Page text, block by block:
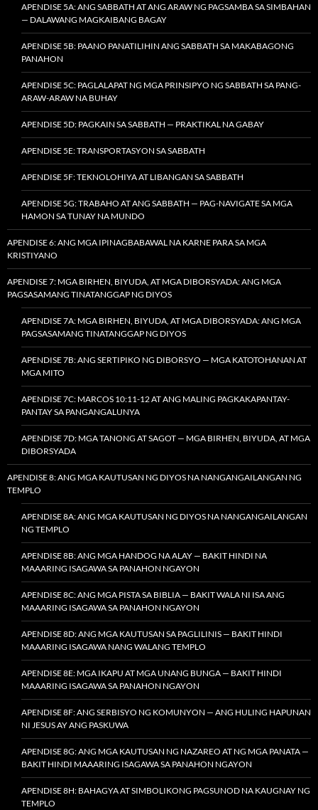
APENDISE 5A: ANG SABBATH AT ANG ARAW NG PAGSAMBA SA SIMBAHAN
— DALAWANG MAGKAIBANG BAGAY
APENDISE 5B: PAANO PANATILIHIN ANG SABBATH SA MAKABAGONG
PANAHON
APENDISE 5C: PAGLALAPAT NG MGA PRINSIPYO NG SABBATH SA PANG-
ARAW-ARAW NA BUHAY
APENDISE 5D: PAGKAIN SA SABBATH — PRAKTIKAL NA GABAY
APENDISE 5E: TRANSPORTASYON SA SABBATH
APENDISE 5F: TEKNOLOHIYA AT LIBANGAN SA SABBATH
APENDISE 5G: TRABAHO AT ANG SABBATH — PAG-NAVIGATE SA MGA
HAMON SA TUNAY NA MUNDO
APENDISE 6: ANG MGA IPINAGBABAWAL NA KARNE PARA SA MGA
KRISTIYANO
APENDISE 7: MGA BIRHEN, BIYUDA, AT MGA DIBORSYADA: ANG MGA
PAGSASAMANG TINATANGGAP NG DIYOS
APENDISE 7A: MGA BIRHEN, BIYUDA, AT MGA DIBORSYADA: ANG MGA
PAGSASAMANG TINATANGGAP NG DIYOS
APENDISE 7B: ANG SERTIPIKO NG DIBORSYO — MGA KATOTOHANAN AT
MGA MITO
APENDISE 7C: MARCOS 10:11-12 AT ANG MALING PAGKAKAPANTAY-
PANTAY SA PANGANGALUNYA
APENDISE 7D: MGA TANONG AT SAGOT — MGA BIRHEN, BIYUDA, AT MGA
DIBORSYADA
APENDISE 8: ANG MGA KAUTUSAN NG DIYOS NA NANGANGAILANGAN NG
TEMPLO
APENDISE 8A: ANG MGA KAUTUSAN NG DIYOS NA NANGANGAILANGAN
NG TEMPLO
APENDISE 8B: ANG MGA HANDOG NA ALAY — BAKIT HINDI NA
MAAARING ISAGAWA SA PANAHON NGAYON
APENDISE 8C: ANG MGA PISTA SA BIBLIA — BAKIT WALA NI ISA ANG
MAAARING ISAGAWA SA PANAHON NGAYON
APENDISE 8D: ANG MGA KAUTUSAN SA PAGLILINIS — BAKIT HINDI
MAAARING ISAGAWA NANG WALANG TEMPLO
APENDISE 8E: MGA IKAPU AT MGA UNANG BUNGA — BAKIT HINDI
MAAARING ISAGAWA SA PANAHON NGAYON
APENDISE 8F: ANG SERBISYO NG KOMUNYON — ANG HULING HAPUNAN
NI JESUS AY ANG PASKUWA
APENDISE 8G: ANG MGA KAUTUSAN NG NAZAREO AT NG MGA PANATA —
BAKIT HINDI MAAARING ISAGAWA SA PANAHON NGAYON
APENDISE 8H: BAHAGYA AT SIMBOLIKONG PAGSUNOD NA KAUGNAY NG
TEMPLO